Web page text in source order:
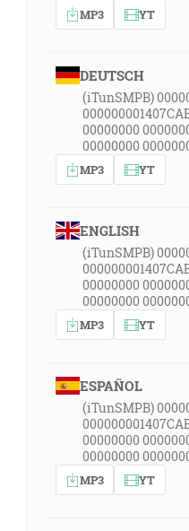
MP3 YT
DEUTSCH
(iTunSMPB)
00000000
00000000
MP3 YT
ENGLISH
(iTunSMPB)
00000000
00000000
MP3 YT
ESPAÑOL
(iTunSMPB)
00000000
00000000
MP3 YT